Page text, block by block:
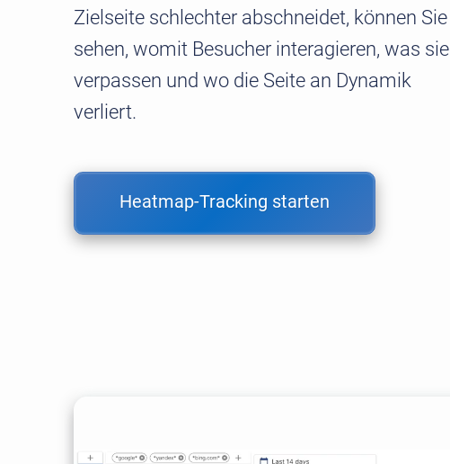
Zielseite schlechter abschneidet, können Sie
sehen, womit Besucher interagieren, was sie
verpassen und wo die Seite an Dynamik
verliert.
Heatmap-Tracking starten